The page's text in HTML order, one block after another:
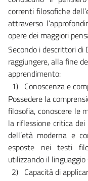
correnti filosofiche
attraverso
operedei maggiori
Secondo i descrittori
raggiungere, alla fine
apprendimento:
1) Conoscenzae
Possedere la
filosofia, conoscere le
la riflessione critica dei
dell’età moderna e
esposte nei testi
utilizzando il linguaggio
2) Capacitàdi